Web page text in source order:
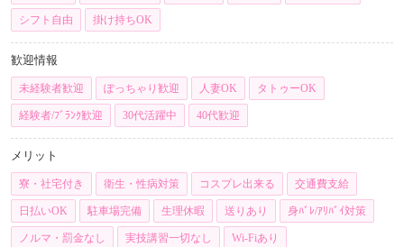
シフト自由 掛け持ちOK
歓迎情報
未経験者歓迎 ぽっちゃり歓迎 人妻OK タトゥーOK
経験者/ﾌﾞﾗﾝｸ歓迎 30代活躍中 40代歓迎
メリット
寮・社宅付き 衛生・性病対策 コスプレ出来る 交通費支給
日払いOK 駐車場完備 生理休暇 送りあり 身ﾊﾞﾚ/ｱﾘﾊﾞｲ対策
ノルマ・罰金なし 実技講習一切なし Wi-Fiあり